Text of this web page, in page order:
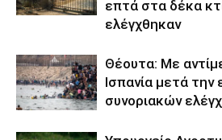
επτά στα δέκα
ελέγχθηκαν
Θέουτα: Με
Ισπανία μετά την
συνοριακών